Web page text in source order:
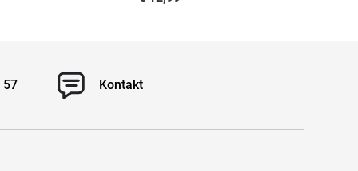
57 Kontakt